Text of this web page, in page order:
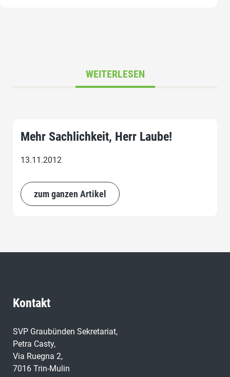
WEITERLESEN
Mehr Sachlichkeit, Herr Laube!
13.11.2012
zum ganzen Artikel
Kontakt
SVP Graubünden Sekretariat,
Petra Casty,
Via Ruegna 2,
7016 Trin-Mulin